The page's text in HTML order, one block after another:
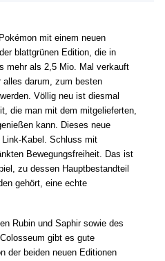
mit einem neuen
blattgrünen Edition, die in
mehr als 2,5 Mio. Mal verkauft
alles darum, zum besten
Völlig neu ist diesmal
die man mit dem mitgelieferten,
kann. Dieses neue
Kabel. Schluss mit
Bewegungsfreiheit. Das ist
zu dessen Hauptbestandteil
gehört, eine echte
Rubin und Saphir sowie des
gibt es gute
der beiden neuen Editionen